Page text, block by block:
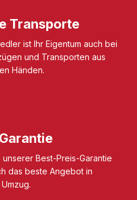
Transporte
ist Ihr Eigentum auch bei
und Transporten aus
Händen.
Best-Preis-Garantie
das beste Angebot in